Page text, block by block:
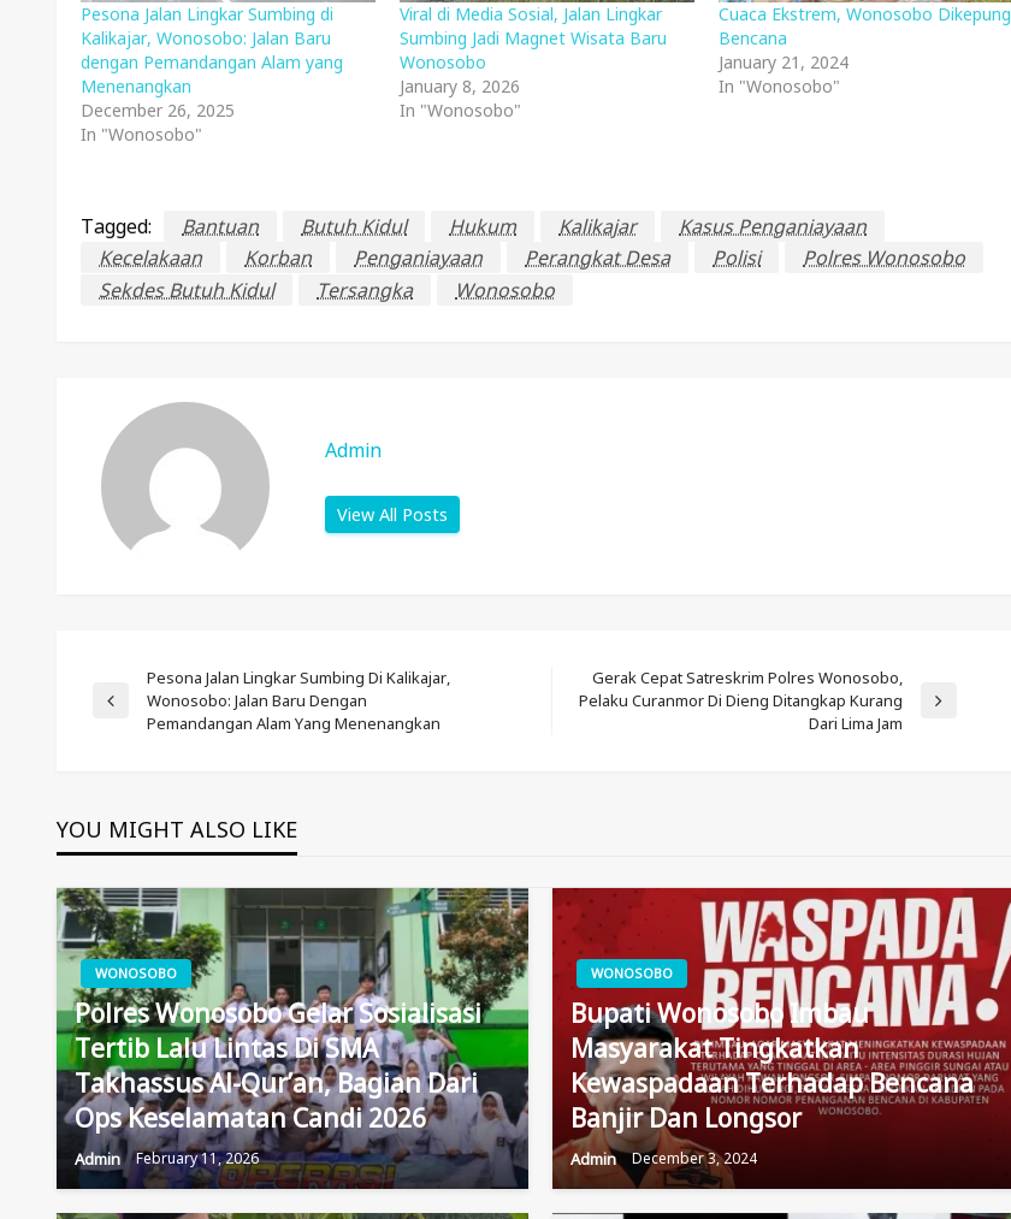
Pesona Jalan Lingkar Sumbing di
Kalikajar, Wonosobo: Jalan Baru
dengan Pemandangan Alam yang
Menenangkan
December 26, 2025
In "Wonosobo"
Viral di Media Sosial, Jalan Lingkar
Sumbing Jadi Magnet Wisata Baru
Wonosobo
January 8, 2026
In "Wonosobo"
Cuaca Ekstrem, Wonosobo Dikepung
Bencana
January 21, 2024
In "Wonosobo"
Tagged: Bantuan Butuh Kidul Hukum Kalikajar
Kasus Penganiayaan
Kecelakaan
Korban Penganiayaan Perangkat Desa Polisi
Polres Wonosobo
Sekdes Butuh Kidul
Tersangka Wonosobo
Admin
View All Posts
Post
Previous
Pesona Jalan Lingkar Sumbing Di Kalikajar,
Wonosobo: Jalan Baru Dengan
Pemandangan Alam Yang Menenangkan
Next
Gerak Cepat Satreskrim Polres Wonosobo,
Pelaku Curanmor Di Dieng Ditangkap Kurang
Dari Lima Jam
YOU MIGHT ALSO LIKE
WONOSOBO
Polres Wonosobo Gelar Sosialisasi
Tertib Lalu Lintas Di SMA
Takhassus Al-Qur’an, Bagian Dari
Ops Keselamatan Candi 2026
Admin February 11, 2026
WONOSOBO
Bupati Wonosobo Imbau
Masyarakat Tingkatkan
Kewaspadaan Terhadap Bencana
Banjir Dan Longsor
Admin December 3, 2024